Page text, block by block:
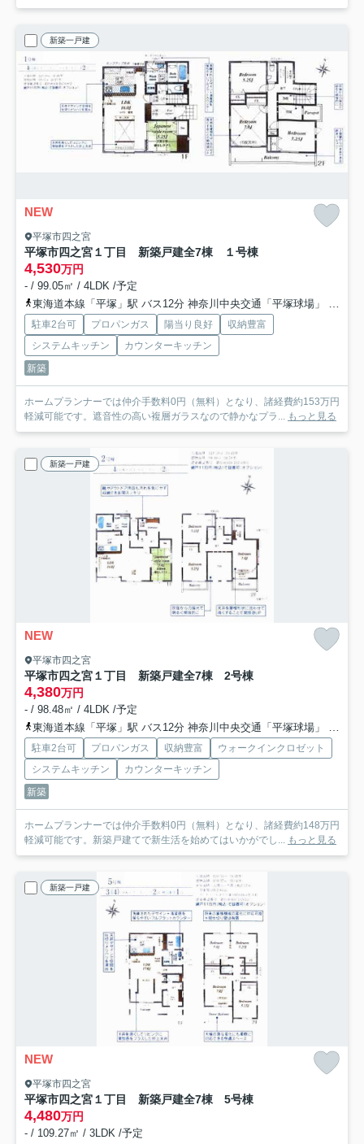
新築一戸建
NEW
平塚市四之宮
平塚市四之宮１丁目 新築戸建全7棟 １号棟
4,530万円
- / 99.05㎡ / 4LDK /予定
東海道本線「平塚」駅 バス12分 神奈川中央交通「平塚球場」 停歩6分
駐車2台可 プロパンガス 陽当り良好
収納豊富
システムキッチン
カウンターキッチン
新築
ホームプランナーでは仲介手数料0円（無料）となり、諸経費約153万円
軽減可能です。遮音性の高い複層ガラスなので静かなプラ... もっと見る
新築一戸建
NEW
平塚市四之宮
平塚市四之宮１丁目 新築戸建全7棟 2号棟
4,380万円
- / 98.48㎡ / 4LDK /予定
東海道本線「平塚」駅 バス12分 神奈川中央交通「平塚球場」 停歩6分
駐車2台可 プロパンガス 収納豊富
ウォークインクロゼット
システムキッチン
カウンターキッチン
新築
ホームプランナーでは仲介手数料0円（無料）となり、諸経費約148万円
軽減可能です。新築戸建てで新生活を始めてはいかがでし... もっと見る
新築一戸建
NEW
平塚市四之宮
平塚市四之宮１丁目 新築戸建全7棟 5号棟
4,480万円
- / 109.27㎡ / 3LDK /予定